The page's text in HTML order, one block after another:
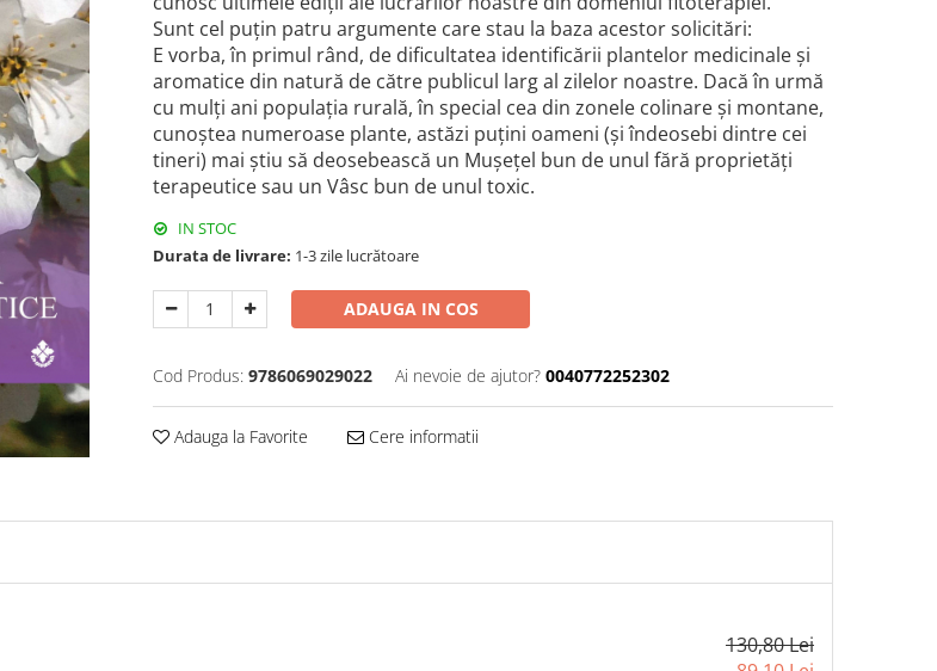
Sunt cel puţin patru argumente care stau la baza acestor solicitări:
E vorba, în primul rând, de dificultatea identificării plantelor medicinale şi
aromatice din natură de către publicul larg al zilelor noastre. Dacă în urmă
cu mulţi ani populaţia rurală, în special cea din zonele colinare şi montane,
cunoştea numeroase plante, astăzi puţini oameni (şi îndeosebi dintre cei
tineri) mai ştiu să deosebească un Muşeţel bun de unul fără proprietăţi
terapeutice sau un Vâsc bun de unul toxic.
IN STOC
Durata de livrare: 1-3 zile lucrătoare
ADAUGA IN COS
Cod Produs: 9786069029022 Ai nevoie de ajutor? 0040772252302
Adauga la Favorite Cere informatii
130,80 Lei